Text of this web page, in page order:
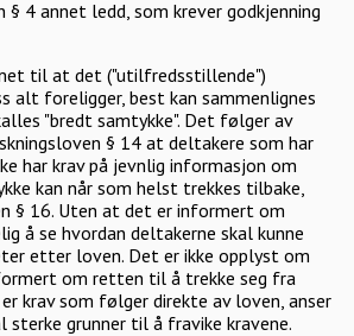
4 annet ledd, som krever godkjenning
til at det ("utilfredsstillende")
alt foreligger, best kan sammenlignes
"bredt samtykke". Det følger av
§ 14 at deltakere som har
har krav på jevnlig informasjon om
kan når som helst trekkes tilbake,
§ 16. Uten at det er informert om
å se hvordan deltakerne skal kunne
etter loven. Det er ikke opplyst om
om retten til å trekke seg fra
krav som følger direkte av loven, anser
grunner til å fravike kravene.